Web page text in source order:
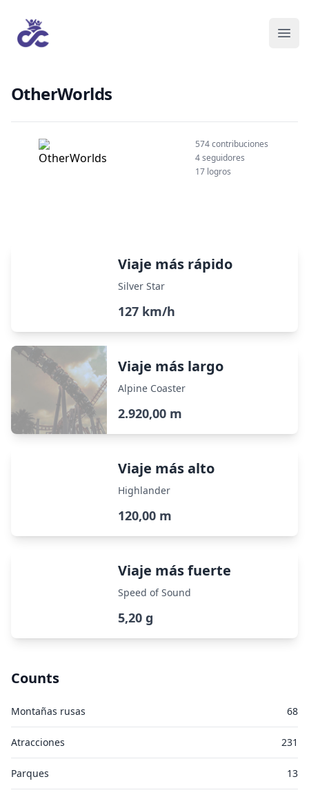
OtherWorlds
574 contribuciones
4 seguidores
17 logros
Viaje más rápido
Silver Star
127 km/h
Viaje más largo
Alpine Coaster
2.920,00 m
Viaje más alto
Highlander
120,00 m
Viaje más fuerte
Speed of Sound
5,20 g
Counts
Montañas rusas 68
Atracciones 231
Parques 13